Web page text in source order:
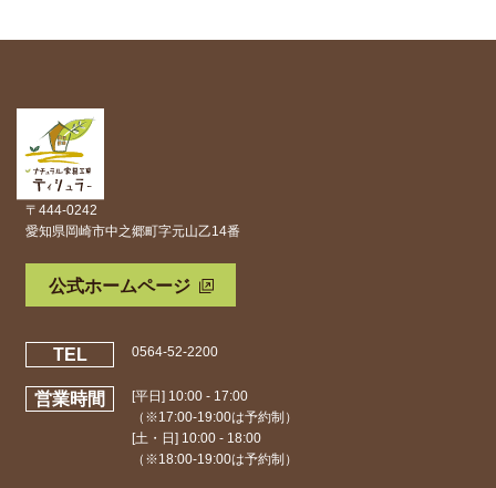
〒444-0242
愛知県岡崎市中之郷町字元山乙14番
公式ホームページ
TEL 0564-52-2200
営業時間
[平日] 10:00 - 17:00
（※17:00-19:00は予約制）
[土・日] 10:00 - 18:00
（※18:00-19:00は予約制）